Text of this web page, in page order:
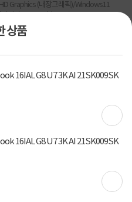
상품
16IAL G8 U7 3K AI 21SK009SK
16IAL G8 U7 3K AI 21SK009SK
Graphics (내장그래픽)/Windows11
야각/300nits/블루투스
!
1,399,000
체] 50,000원 즉시할인
제 시)
시)
드] 5% 즉시할인 (800,000원 이
드] 5% 즉시할인 (800,000원 이